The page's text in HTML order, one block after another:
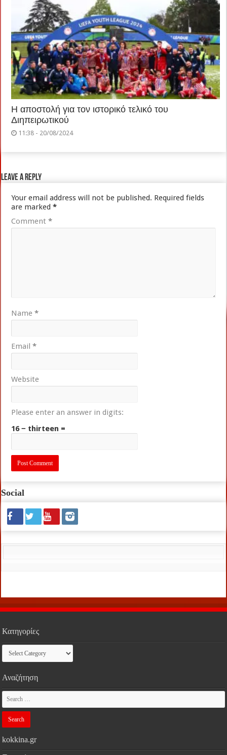
Η αποστολή για τον ιστορικό τελικό του
Διηπειρωτικού
11:38 - 20/08/2024
Leave a Reply
Your email address will not be published. Required fields
are marked*
Comment*
Name*
Email*
Website
Please enter an answer in digits:
16 − thirteen =
Social
Κατηγορίες
Κατηγορίες
Αναζήτηση
kokkina.gr